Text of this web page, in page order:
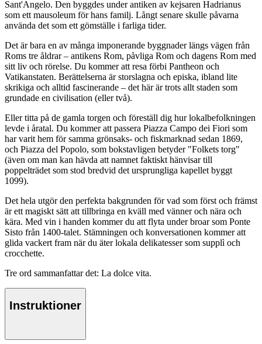
Sant'Angelo. Den byggdes under antiken av kejsaren Hadrianus
som ett mausoleum för hans familj. Långt senare skulle påvarna
använda det som ett gömställe i farliga tider.
Det är bara en av många imponerande byggnader längs vägen från
Roms tre åldrar – antikens Rom, påvliga Rom och dagens Rom med
sitt liv och rörelse. Du kommer att resa förbi Pantheon och
Vatikanstaten. Berättelserna är storslagna och episka, ibland lite
skrikiga och alltid fascinerande – det här är trots allt staden som
grundade en civilisation (eller två).
Eller titta på de gamla torgen och föreställ dig hur lokalbefolkningen
levde i åratal. Du kommer att passera Piazza Campo dei Fiori som
har varit hem för samma grönsaks- och fiskmarknad sedan 1869,
och Piazza del Popolo, som bokstavligen betyder "Folkets torg"
(även om man kan hävda att namnet faktiskt hänvisar till
poppelträdet som stod bredvid det ursprungliga kapellet byggt
1099).
Det hela utgör den perfekta bakgrunden för vad som först och främst
är ett magiskt sätt att tillbringa en kväll med vänner och nära och
kära. Med vin i handen kommer du att flyta under broar som Ponte
Sisto från 1400-talet. Stämningen och konversationen kommer att
glida vackert fram när du äter lokala delikatesser som supplì och
crocchette.
Tre ord sammanfattar det: La dolce vita.
Instruktioner